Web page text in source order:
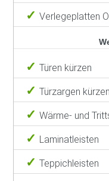
Verlegeplatten
Türen kürzen
Türzargen kürzen
Wärme- und
Laminatleisten
Teppichleisten